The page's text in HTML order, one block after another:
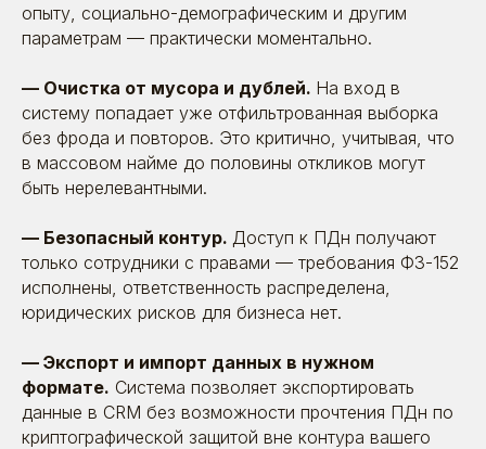
опыту, социально-демографическим и другим
параметрам — практически моментально.
— Очистка от мусора и дублей. На вход в
систему попадает уже отфильтрованная выборка
без фрода и повторов. Это критично, учитывая, что
в массовом найме до половины откликов могут
быть нерелевантными.
— Безопасный контур. Доступ к ПДн получают
только сотрудники с правами — требования ФЗ-152
исполнены, ответственность распределена,
юридических рисков для бизнеса нет.
— Экспорт и импорт данных в нужном
формате. Система позволяет экспортировать
данные в CRM без возможности прочтения ПДн по
криптографической защитой вне контура вашего